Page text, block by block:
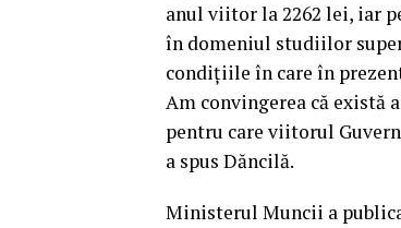
anul viitor la 2262 lei, iar
în domeniul studiilor
condițiile în care în
Am convingerea că există
pentru care viitorul
a spus Dăncilă.
Ministerul Muncii a